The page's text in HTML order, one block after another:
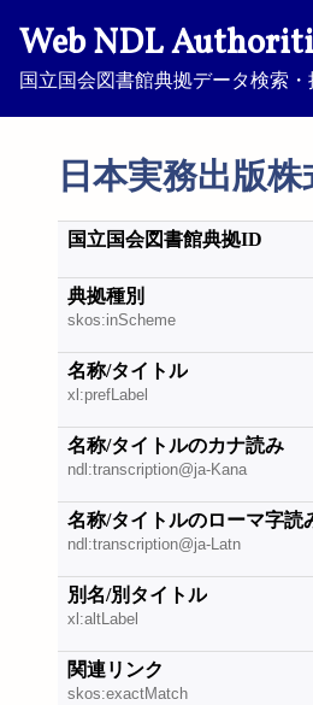
Web NDL
国立国会図書館典拠データ検索・
日本実務出版株
国立国会図書館典拠ID
典拠種別
skos:inScheme
名称/タイトル
xl:prefLabel
名称/タイトルのカナ読み
ndl:transcription@ja-Kana
名称/タイトルのローマ字読
ndl:transcription@ja-Latn
別名/別タイトル
xl:altLabel
関連リンク
skos:exactMatch